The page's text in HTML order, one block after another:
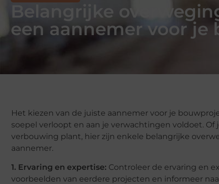
Belangrijke
een aannemer voor
Het kiezen van de juiste aannemer voor je
soepel verloopt en aan je verwachtingen voldoet.
verbouwing plant, hier zijn enkele belangrijke
aannemer.
1. Ervaring en expertise: Controleer de ervaring en
voorbeelden van eerdere projecten en informeer